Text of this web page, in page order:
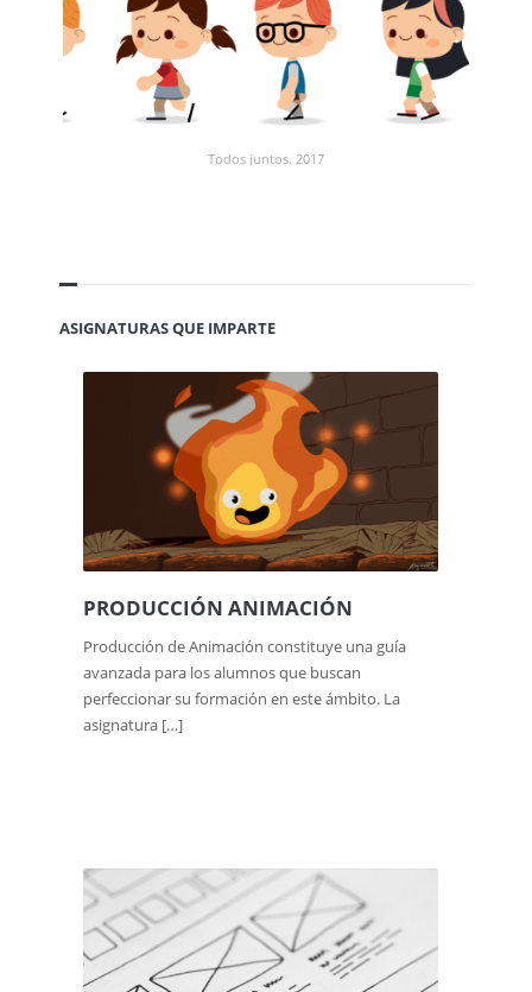
Todos juntos. 2017
ASIGNATURAS QUE IMPARTE
PRODUCCIÓN ANIMACIÓN
Producción de Animación constituye una guía
avanzada para los alumnos que buscan
perfeccionar su formación en este ámbito. La
asignatura […]